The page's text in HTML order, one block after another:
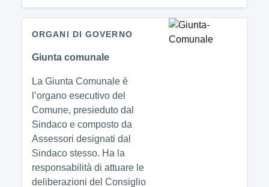
ORGANI DI GOVERNO
Giunta comunale
La Giunta Comunale è
l’organo esecutivo del
Comune, presieduto dal
Sindaco e composto da
Assessori designati dal
Sindaco stesso. Ha la
responsabilità di attuare le
deliberazioni del Consiglio